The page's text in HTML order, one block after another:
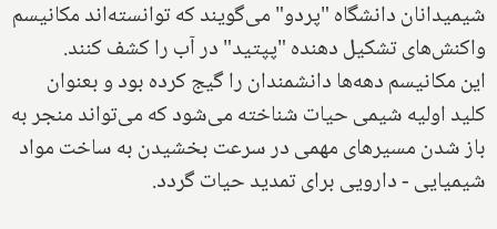
شیمیدانان دانشگاه "پردو" می‌گویند که توانسته‌اند مکانیسم
واکنش‌های تشکیل دهنده "پپتید" در آب را کشف کنند.
این مکانیسم دهه‌ها دانشمندان را گیج کرده بود و بعنوان
کلید اولیه شیمی حیات شناخته می‌شود که می‌تواند منجر به
باز شدن مسیرهای مهمی در سرعت بخشیدن به ساخت مواد
شیمیایی - دارویی برای تمدید حیات گردد.